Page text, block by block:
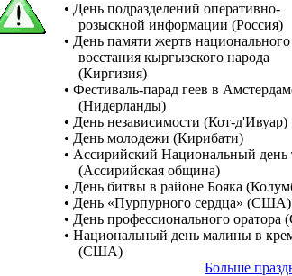
• День подразделений оперативно-
розыскной информации (Россия)
• День памяти жертв национального
восстания кыргызского народа
(Киргизия)
• Фестиваль-парад геев в
(Нидерланды)
• День независимости (Кот-д'Ивуар)
• День молодежи (Кирибати)
• Ассирийский Национальный день
(Ассирийская община)
• День битвы в районе Бояка
• День «Пурпурного сердца» (США)
• День профессионального
• Национальный день малины в
(США)
Больше